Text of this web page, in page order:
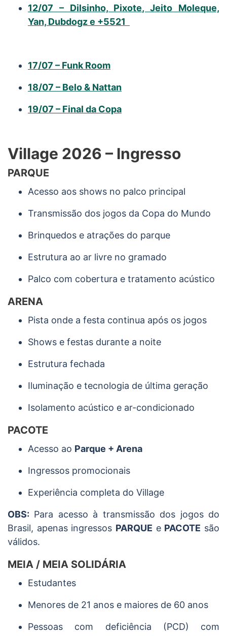
12/07 – Dilsinho, Pixote, Jeito Moleque,
Yan, Dubdogz e +5521
17/07 – Funk Room
18/07 – Belo & Nattan
19/07 – Final da Copa
Village 2026 – Ingresso
PARQUE
Acesso aos shows no palco principal
Transmissão dos jogos da Copa do Mundo
Brinquedos e atrações do parque
Estrutura ao ar livre no gramado
Palco com cobertura e tratamento acústico
ARENA
Pista onde a festa continua após os jogos
Shows e festas durante a noite
Estrutura fechada
Iluminação e tecnologia de última geração
Isolamento acústico e ar-condicionado
PACOTE
Acesso ao Parque + Arena
Ingressos promocionais
Experiência completa do Village
OBS: Para acesso à transmissão dos jogos do
Brasil, apenas ingressos PARQUE e PACOTE são
válidos.
MEIA / MEIA SOLIDÁRIA
Estudantes
Menores de 21 anos e maiores de 60 anos
Pessoas com deficiência (PCD) com